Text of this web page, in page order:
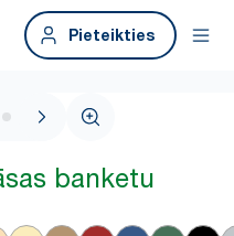
Pieteikties
banketu